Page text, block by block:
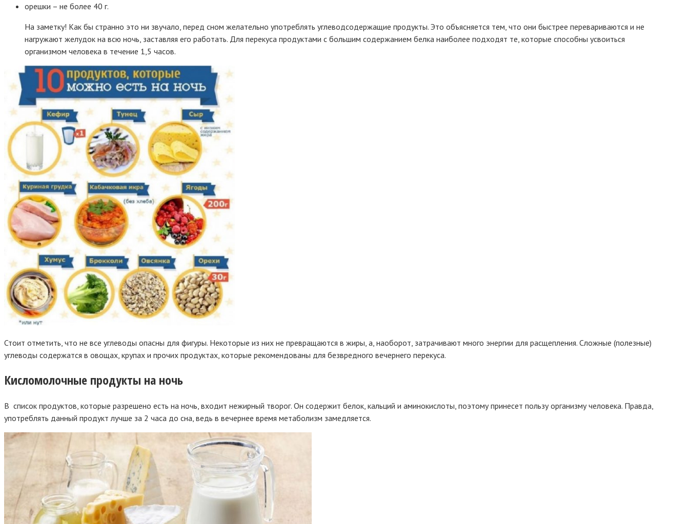
орешки – не более 40 г.
На заметку! Как бы странно это ни звучало, перед сном желательно употреблять углеводсодержащие продукты. Это объясняется тем, что они быстрее перевариваются и не
нагружают желудок на всю ночь, заставляя его работать. Для перекуса продуктами с большим содержанием белка наиболее подходят те, которые способны усвоиться
организмом человека в течение 1,5 часов.
Стоит отметить, что не все углеводы опасны для фигуры. Некоторые из них не превращаются в жиры, а, наоборот, затрачивают много энергии для расщепления. Сложные (полезные)
углеводы содержатся в овощах, крупах и прочих продуктах, которые рекомендованы для безвредного вечернего перекуса.
Кисломолочные продукты на ночь
В список продуктов, которые разрешено есть на ночь, входит нежирный творог. Он содержит белок, кальций и аминокислоты, поэтому принесет пользу организму человека. Правда,
употреблять данный продукт лучше за 2 часа до сна, ведь в вечернее время метаболизм замедляется.